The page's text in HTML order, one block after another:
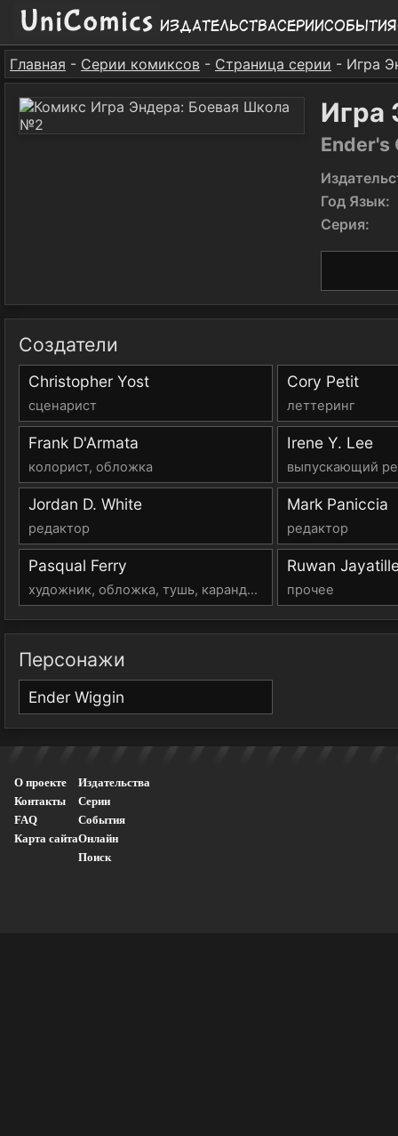
ИздательстваСерииСобытия
Главная - Серии комиксов - Страница серии - Игра
Игра
Ender's
Год Язык:
Серия:
Создатели
Christopher Yost
сценарист
Cory Petit
леттеринг
Frank D'Armata
колорист, обложка
Irene Y. Lee
выпускающий
Jordan D. White
редактор
Mark Paniccia
редактор
Pasqual Ferry
художник, обложка, тушь, карандаш
Ruwan
прочее
Персонажи
Ender Wiggin
О проекте
Контакты
FAQ
Карта сайта
Издательства
Серии
События
Онлайн
Поиск